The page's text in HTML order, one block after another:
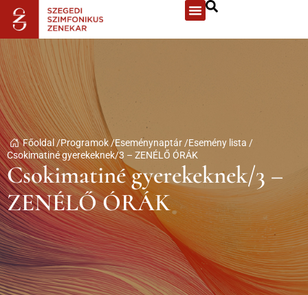
Főoldal /Programok /Eseménynaptár /Esemény lista /
Csokimatiné gyerekeknek/3 – ZENÉLŐ ÓRÁK
Csokimatiné gyerekeknek/3 –
ZENÉLŐ ÓRÁK